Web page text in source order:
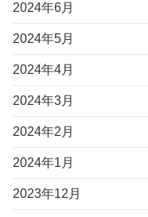
2024年6月
2024年5月
2024年4月
2024年3月
2024年2月
2024年1月
2023年12月